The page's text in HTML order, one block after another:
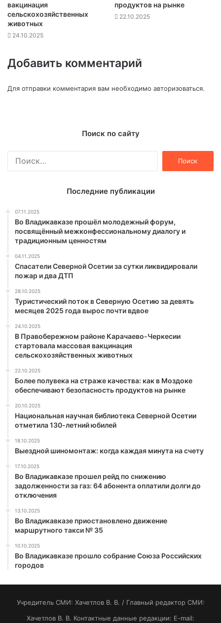
вакцинация
сельскохозяйственных
животных
24.10.2025
продуктов на рынке
22.10.2025
Добавить комментарий
Для отправки комментария вам необходимо авторизоваться.
Поиск по сайту
Последние публикации
07.11.2025
Во Владикавказе прошёл молодежный форум,
посвящённый межконфессиональному диалогу и
традиционным ценностям
04.11.2025
Спасатели Северной Осетии за сутки ликвидировали
пожар и два ДТП
28.10.2025
Туристический поток в Северную Осетию за девять
месяцев 2025 года вырос почти вдвое
24.10.2025
В Правобережном районе Карачаево-Черкесии
стартовала массовая вакцинация
сельскохозяйственных животных
22.10.2025
Более полувека на страже качества: как в Моздоке
обеспечивают безопасность продуктов на рынке
20.10.2025
Национальная научная библиотека Северной Осетии
отметила 130-летний юбилей
18.10.2025
Выездной шиномонтаж: когда каждая минута на счету
17.10.2025
Во Владикавказе прошел рейд по снижению
задолженности за газ: 64 абонента оплатили долги до
отключения
13.10.2025
Во Владикавказе приостановлено движение
маршрутного такси № 35
10.10.2025
Во Владикавказе прошло собрание Союза Российских
городов
Учредитель СМИ: Хaчeтлoв B. B. / Главный редактор СМИ:
Хaчeтлoв B. B. Контактные данные редакции: E-mail: